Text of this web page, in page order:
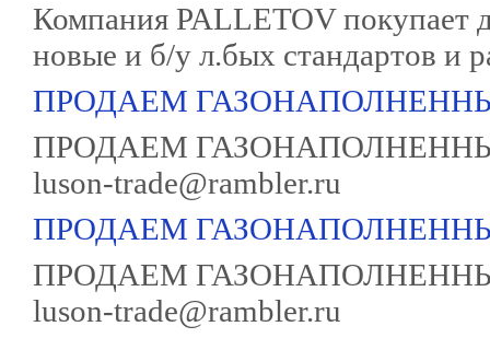
Компания PALLETOV покупает
новые и б/у л.бых стандартов и
ПРОДАЕМ
ПРОДАЕМ
luson-trade@rambler.ru
ПРОДАЕМ
ПРОДАЕМ
luson-trade@rambler.ru